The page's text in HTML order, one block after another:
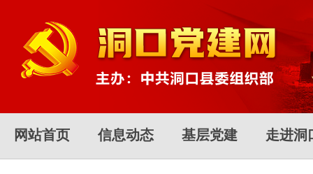
网站首页 信息动态 基层党建 走进洞